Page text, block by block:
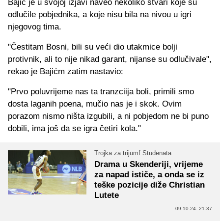
Bajić je u svojoj izjavi naveo nekoliko stvari koje su
odlučile pobjednika, a koje nisu bila na nivou u igri
njegovog tima.
"Čestitam Bosni, bili su veći dio utakmice bolji
protivnik, ali to nije nikad garant, nijanse su odlučivale",
rekao je Bajićm zatim nastavio:
"Prvo poluvrijeme nas ta tranzciija boli, primili smo
dosta laganih poena, mučio nas je i skok. Ovim
porazom nismo ništa izgubili, a ni pobjedom ne bi puno
dobili, ima još da se igra četiri kola."
Trojka za trijumf Studenata
Drama u Skenderiji, vrijeme
za napad ističe, a onda se iz
teške pozicije diže Christian
Lutete
09.10.24. 21:37